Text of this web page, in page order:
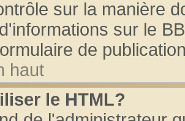
sur la manière
sur le
de
haut
le HTML?